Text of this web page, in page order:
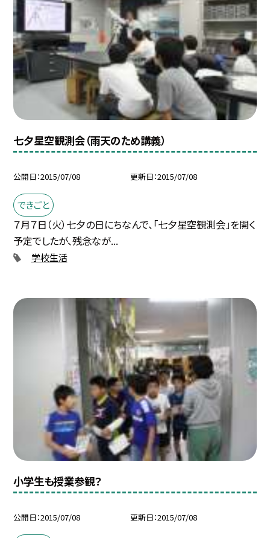
七夕星空観測会（雨天のため講義）
公開日 2015/07/08 更新日 2015/07/08
できごと
７月７日（火）七夕の日にちなんで、「七夕星空観測会」を開く
予定でしたが、残念なが...
学校生活
小学生も授業参観？
公開日 2015/07/08 更新日 2015/07/08